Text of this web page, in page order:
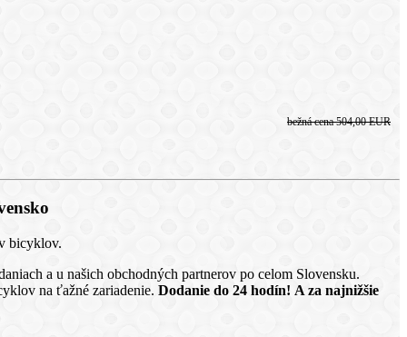
bežná cena504,00 EUR
bicyklov.
a u našich obchodných partnerov po celom Slovensku.
na ťažné zariadenie. Dodanie do 24 hodín! A za najnižšie